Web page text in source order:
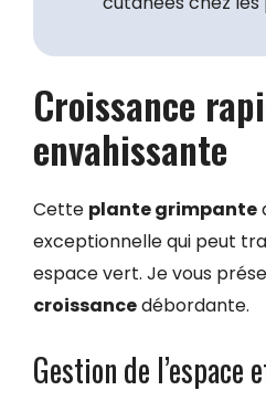
Croissance
envahissante
Cette plante grimpante
exceptionnelle qui peut
espace vert. Je vous
croissancedébordante.
Gestion de